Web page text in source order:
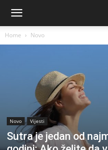
Home Novo
Novo Vijesti
Sutra je jedan od